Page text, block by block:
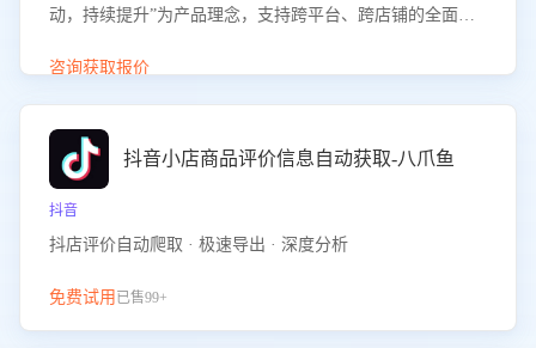
动，持续提升”为产品理念，支持跨平台、跨店铺的全面、
升客服团队的销服能力。
咨询获取报价
抖音小店商品评价信息自动获取-八爪鱼
抖音
抖店评价自动爬取 · 极速导出 · 深度分析
免费试用 已售99+